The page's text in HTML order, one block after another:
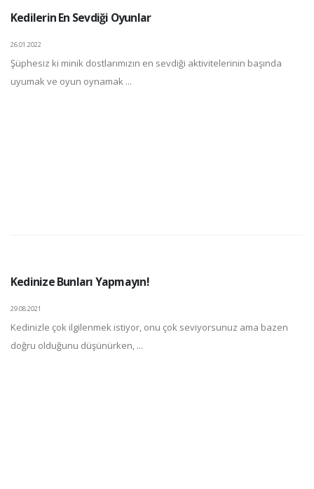
Kedilerin En Sevdiği Oyunlar
26.01.2022
Şüphesiz ki minik dostlarımızın en sevdiği aktivitelerinin başında
uyumak ve oyun oynamak ...
Kedinize Bunları Yapmayın!
29.08.2021
Kedinizle çok ilgilenmek istiyor, onu çok seviyorsunuz ama bazen
doğru olduğunu düşünürken, ...